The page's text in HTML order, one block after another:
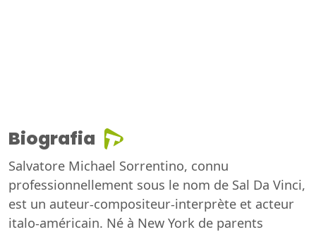
Biografia
Salvatore Michael Sorrentino, connu
professionnellement sous le nom de Sal Da Vinci,
est un auteur-compositeur-interprète et acteur
italo-américain. Né à New York de parents